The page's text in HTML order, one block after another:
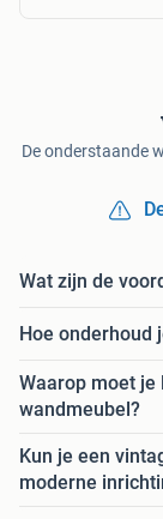
De onderstaande
Wat zijn de
Hoe onderhoud
Waarop moet je
wandmeubel?
Kun je een
moderne